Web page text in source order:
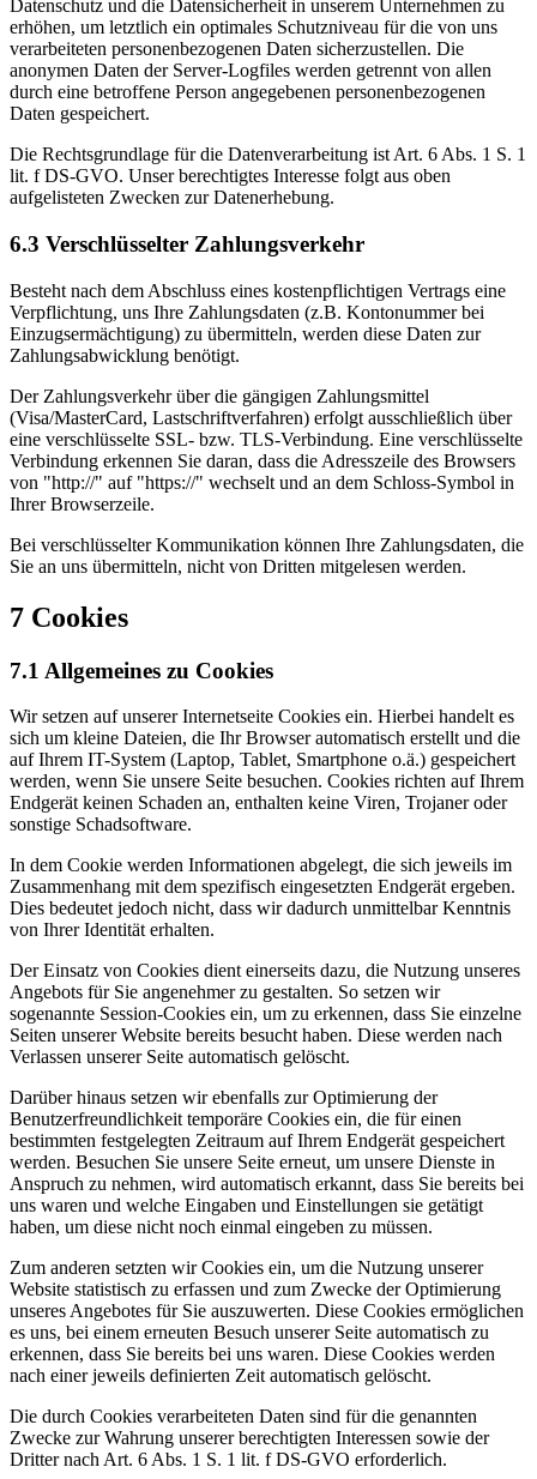
Datenschutz und die Datensicherheit in unserem Unternehmen zu
erhöhen, um letztlich ein optimales Schutzniveau für die von uns
verarbeiteten personenbezogenen Daten sicherzustellen. Die
anonymen Daten der Server-Logfiles werden getrennt von allen
durch eine betroffene Person angegebenen personenbezogenen
Daten gespeichert.
Die Rechtsgrundlage für die Datenverarbeitung ist Art. 6 Abs. 1 S. 1
lit. f DS-GVO. Unser berechtigtes Interesse folgt aus oben
aufgelisteten Zwecken zur Datenerhebung.
6.3 Verschlüsselter Zahlungsverkehr
Besteht nach dem Abschluss eines kostenpflichtigen Vertrags eine
Verpflichtung, uns Ihre Zahlungsdaten (z.B. Kontonummer bei
Einzugsermächtigung) zu übermitteln, werden diese Daten zur
Zahlungsabwicklung benötigt.
Der Zahlungsverkehr über die gängigen Zahlungsmittel
(Visa/MasterCard, Lastschriftverfahren) erfolgt ausschließlich über
eine verschlüsselte SSL- bzw. TLS-Verbindung. Eine verschlüsselte
Verbindung erkennen Sie daran, dass die Adresszeile des Browsers
von "http://" auf "https://" wechselt und an dem Schloss-Symbol in
Ihrer Browserzeile.
Bei verschlüsselter Kommunikation können Ihre Zahlungsdaten, die
Sie an uns übermitteln, nicht von Dritten mitgelesen werden.
7 Cookies
7.1 Allgemeines zu Cookies
Wir setzen auf unserer Internetseite Cookies ein. Hierbei handelt es
sich um kleine Dateien, die Ihr Browser automatisch erstellt und die
auf Ihrem IT-System (Laptop, Tablet, Smartphone o.ä.) gespeichert
werden, wenn Sie unsere Seite besuchen. Cookies richten auf Ihrem
Endgerät keinen Schaden an, enthalten keine Viren, Trojaner oder
sonstige Schadsoftware.
In dem Cookie werden Informationen abgelegt, die sich jeweils im
Zusammenhang mit dem spezifisch eingesetzten Endgerät ergeben.
Dies bedeutet jedoch nicht, dass wir dadurch unmittelbar Kenntnis
von Ihrer Identität erhalten.
Der Einsatz von Cookies dient einerseits dazu, die Nutzung unseres
Angebots für Sie angenehmer zu gestalten. So setzen wir
sogenannte Session-Cookies ein, um zu erkennen, dass Sie einzelne
Seiten unserer Website bereits besucht haben. Diese werden nach
Verlassen unserer Seite automatisch gelöscht.
Darüber hinaus setzen wir ebenfalls zur Optimierung der
Benutzerfreundlichkeit temporäre Cookies ein, die für einen
bestimmten festgelegten Zeitraum auf Ihrem Endgerät gespeichert
werden. Besuchen Sie unsere Seite erneut, um unsere Dienste in
Anspruch zu nehmen, wird automatisch erkannt, dass Sie bereits bei
uns waren und welche Eingaben und Einstellungen sie getätigt
haben, um diese nicht noch einmal eingeben zu müssen.
Zum anderen setzten wir Cookies ein, um die Nutzung unserer
Website statistisch zu erfassen und zum Zwecke der Optimierung
unseres Angebotes für Sie auszuwerten. Diese Cookies ermöglichen
es uns, bei einem erneuten Besuch unserer Seite automatisch zu
erkennen, dass Sie bereits bei uns waren. Diese Cookies werden
nach einer jeweils definierten Zeit automatisch gelöscht.
Die durch Cookies verarbeiteten Daten sind für die genannten
Zwecke zur Wahrung unserer berechtigten Interessen sowie der
Dritter nach Art. 6 Abs. 1 S. 1 lit. f DS-GVO erforderlich.